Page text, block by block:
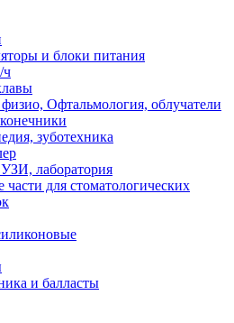
и блоки питания
ч
Офтальмология, облучатели
зуботехника
лаборатория
части для стоматологических
и балласты